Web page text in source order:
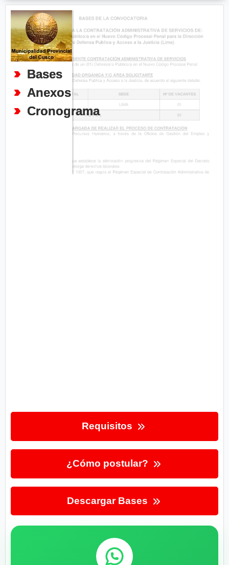
Bases
Anexos
Cronograma
Requisitos
¿Cómo postular?
Descargar Bases